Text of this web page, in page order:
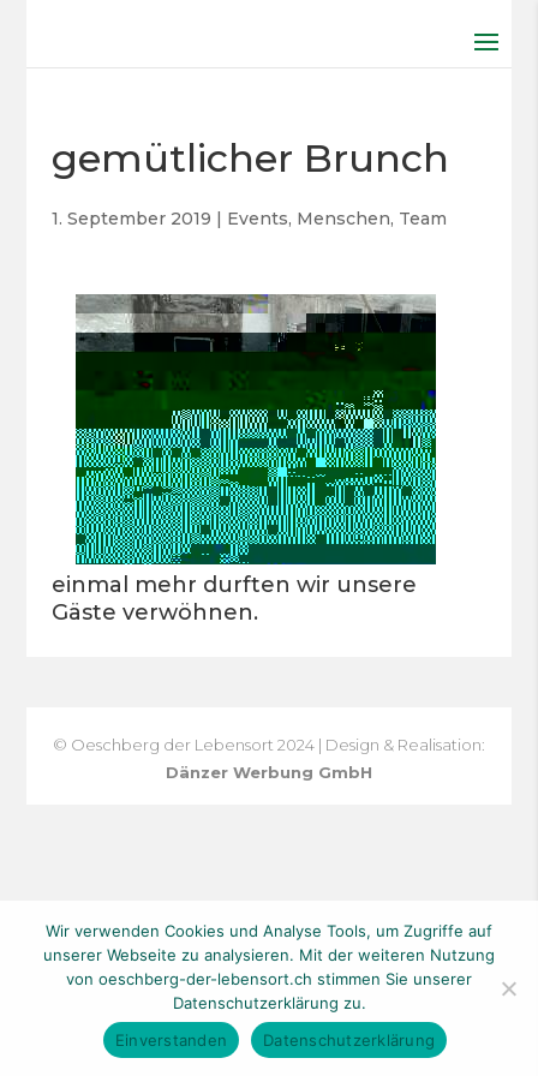
gemütlicher Brunch
1. September 2019 | Events, Menschen, Team
einmal mehr durften wir unsere
Gäste verwöhnen.
© Oeschberg der Lebensort 2024 | Design & Realisation:
Dänzer Werbung GmbH
Wir verwenden Cookies und Analyse Tools, um Zugriffe auf
unserer Webseite zu analysieren. Mit der weiteren Nutzung
von oeschberg-der-lebensort.ch stimmen Sie unserer
Datenschutzerklärung zu.
Einverstanden
Datenschutzerklärung